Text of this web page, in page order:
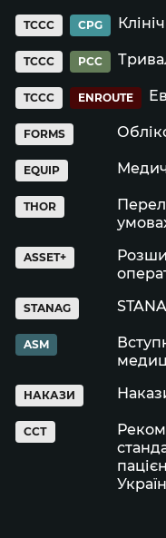
TCCC CPG
TCCC PCC
TCCC ENROUTE
FORMS
EQUIP
THOR
ASSET+
STANAG
ASM
НАКАЗИ
ССТ